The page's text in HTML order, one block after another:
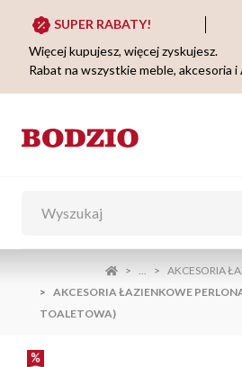
SUPER RABATY!
Więcej kupujesz, więcej zyskujesz.
Rabat na wszystkie meble, akcesoria i
...
AKCESORIA
AKCESORIA ŁAZIENKOWE
TOALETOWA)